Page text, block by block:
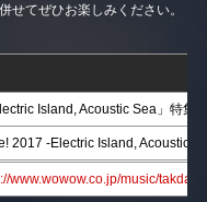
せてぜひお楽しみください。
Island, Acoustic Sea」特集
2017 -Electric Island, Acoustic
www.wowow.co.jp/music/